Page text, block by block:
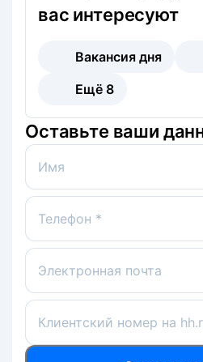
вас интересуют
Вакансия дня
Ещё 8
Оставьте ваши
Имя
Телефон *
Электронная почта
Клиентский номер на